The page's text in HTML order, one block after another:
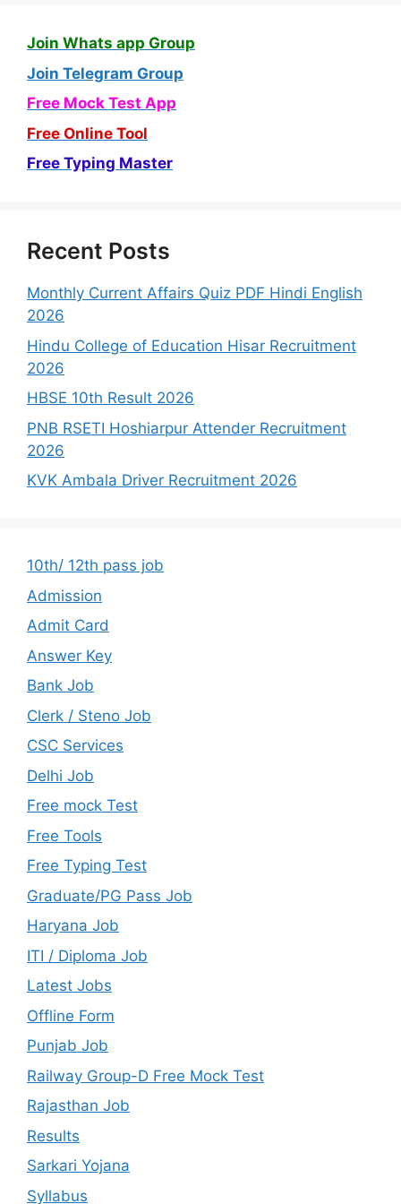
Join Whats app Group
Join Telegram Group
Free Mock Test App
Free Online Tool
Free Typing Master
Recent Posts
Monthly Current Affairs Quiz PDF Hindi English
2026
Hindu College of Education Hisar Recruitment
2026
HBSE 10th Result 2026
PNB RSETI Hoshiarpur Attender Recruitment
2026
KVK Ambala Driver Recruitment 2026
10th/ 12th pass job
Admission
Admit Card
Answer Key
Bank Job
Clerk / Steno Job
CSC Services
Delhi Job
Free mock Test
Free Tools
Free Typing Test
Graduate/PG Pass Job
Haryana Job
ITI / Diploma Job
Latest Jobs
Offline Form
Punjab Job
Railway Group-D Free Mock Test
Rajasthan Job
Results
Sarkari Yojana
Syllabus